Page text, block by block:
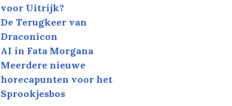
voor Uitrijk?
De Terugkeer van
Draconicon
AI in Fata Morgana
Meerdere nieuwe
horecapunten voor het
Sprookjesbos